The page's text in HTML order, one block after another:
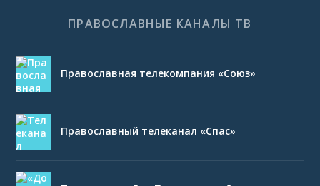
ПРАВОСЛАВНЫЕ КАНАЛЫ ТВ
Православная телекомпания «Союз»
Православный телеканал «Спас»